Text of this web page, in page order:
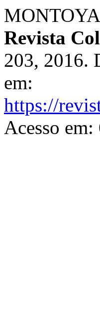
Revista
203, 2016.
em:
https://
Acesso